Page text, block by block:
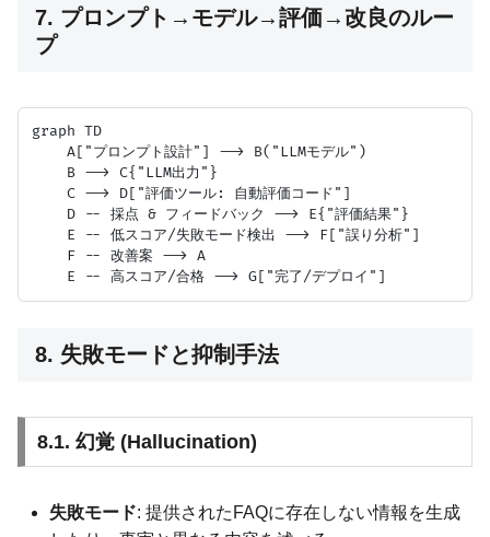
7. プロンプト→モデル→評価→改良のルー
プ
graph TD
    A["プロンプト設計"] --> B("LLMモデル")
    B --> C{"LLM出力"}
    C --> D["評価ツール: 自動評価コード"]
    D -- 採点 & フィードバック --> E{"評価結果"}
    E -- 低スコア/失敗モード検出 --> F["誤り分析"]
    F -- 改善案 --> A
8. 失敗モードと抑制手法
8.1. 幻覚 (Hallucination)
失敗モード: 提供されたFAQに存在しない情報を生成